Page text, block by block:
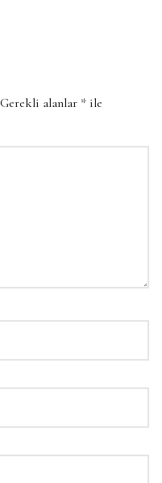
Gerekli alanlar * ile